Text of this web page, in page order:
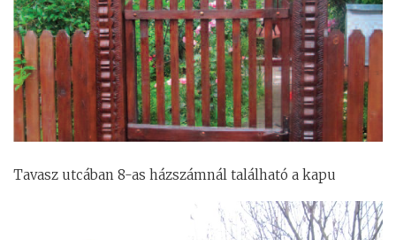
Tavasz utcában 8-as házszámnál található a kapu